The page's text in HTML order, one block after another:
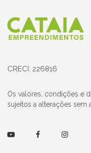
Página inicial
CRECI: 226816
Os valores, condições e
sujeitos a alterações sem
YoutubeFacebookInstagram